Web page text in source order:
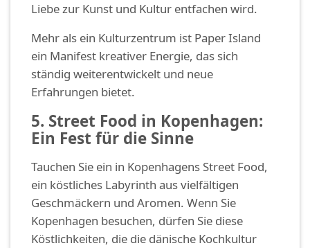
Liebe zur Kunst und Kultur entfachen wird.
Mehr als ein Kulturzentrum ist Paper Island
ein Manifest kreativer Energie, das sich
ständig weiterentwickelt und neue
Erfahrungen bietet.
5. Street Food in Kopenhagen:
Ein Fest für die Sinne
Tauchen Sie ein in Kopenhagens Street Food,
ein köstliches Labyrinth aus vielfältigen
Geschmäckern und Aromen. Wenn Sie
Kopenhagen besuchen, dürfen Sie diese
Köstlichkeiten, die die dänische Kochkultur